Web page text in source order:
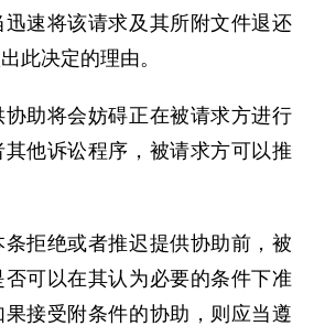
速将该请求及其所附文件退还
此决定的理由。
将会妨碍正在被请求方进行
他诉讼程序，被请求方可以推
绝或者推迟提供协助前，被
可以在其认为必要的条件下准
接受附条件的协助，则应当遵